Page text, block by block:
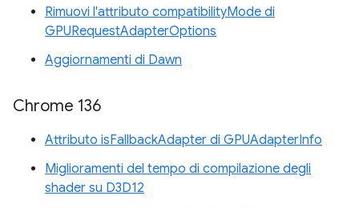
Rimuovi l'attributo compatibilityMode di
GPURequestAdapterOptions
Aggiornamenti di Dawn
Chrome 136
Attributo isFallbackAdapter di GPUAdapterInfo
Miglioramenti del tempo di compilazione degli
shader su D3D12